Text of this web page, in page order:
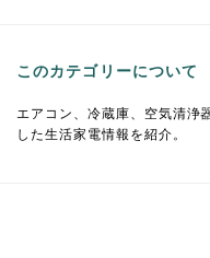
このカテゴリーについて
エアコン、冷蔵庫、空気清浄
した生活家電情報を紹介。